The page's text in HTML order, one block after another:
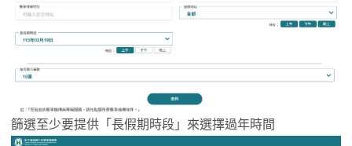
篩選至少要提供「長假期時段」來選擇過年時間